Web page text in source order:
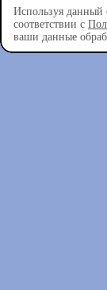
Используя данный
соответствии с
ваши данные